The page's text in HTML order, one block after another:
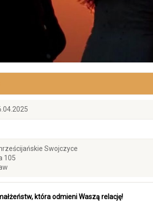
Swojczyce
105
która odmieni Waszą relację!